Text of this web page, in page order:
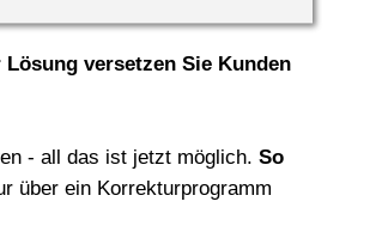
versetzen Sie Kunden
- all das ist jetzt möglich. So
über ein Korrekturprogramm